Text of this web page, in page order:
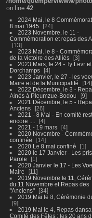
on line 42
2024 Mai, le 8
8 mai 1945
24
2023 Novembre, le 11 -
Commémoration et repas des
13
2023 Mai, le 8 -
de la victoire des Alliés
3
2023 Mars, le 24 - Ty Levr
Dorchamps
4
2023 Janvier, le 27 - les
Maire et de la Municipalité
14
2022 Décembre, le 3 -
Ainés à Pleumzue-Bodou
9
2021 Décembre, le 5 -
Anciens
26
2021 - 8 Mai - En comité
encore ....
4
2021 - 19 mars
4
2020 Novembre -
confinée
14
2020 Le 8 mai confiné
1
2020 le 17 Janvier - Les
Parole
1
2020 Janvier le 17 - Les
Maire
11
2019 Novembre le 11,
du 11 Novembre et Repas des
"Anciens"
34
2019 Mai le 8, Cérémonie
9
2019 Mai le 4, Repas
Comité des Fêtes : les 20 ans